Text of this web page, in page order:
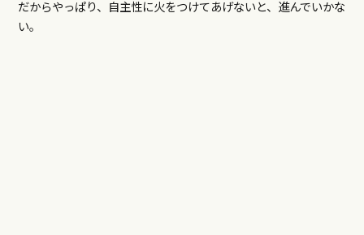
だからやっぱり、自主性に火をつけてあげないと、進んでいかな
い。